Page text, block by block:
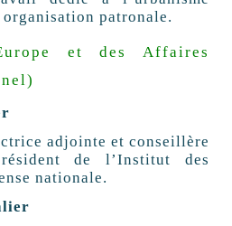
patronale.
et des Affaires
adjointe et conseillère
de l’Institut des
nationale.